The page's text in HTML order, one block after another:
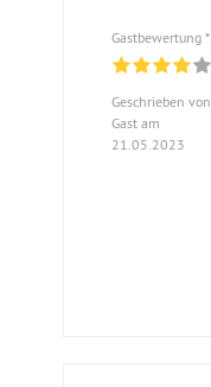
Gastbewertung *
Geschrieben von
Gast am
21.05.2023